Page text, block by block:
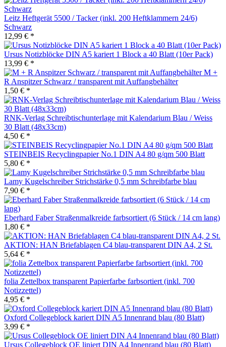
Leitz Heftgerät 5500 / Tacker (inkl. 200 Heftklammern 24/6)
Schwarz
12,99 € *
Ursus Notizblöcke DIN A5 kariert 1 Block a 40 Blatt (10er Pack)
13,99 € *
M +
R Anspitzer Schwarz / transparent mit Auffangbehälter
1,50 € *
RNK-Verlag Schreibtischunterlage mit Kalendarium Blau / Weiss
30 Blatt (48x33cm)
4,50 € *
STEINBEIS Recyclingpapier No.1 DIN A4 80 g/qm 500 Blatt
5,80 € *
Lamy Kugelschreiber Strichstärke 0,5 mm Schreibfarbe blau
7,90 € *
Eberhard Faber Straßenmalkreide farbsortiert (6 Stück / 14 cm lang)
1,80 € *
AKTION: HAN Briefablagen C4 blau-transparent DIN A4, 2 St.
5,64 € *
folia Zettelbox transparent Papierfarbe farbsortiert (inkl. 700
Notizzettel)
4,95 € *
Oxford Collegeblock kariert DIN A5 Innenrand blau (80 Blatt)
3,99 € *
Ursus Collegeblock OE liniert DIN A4 Innenrand blau (80 Blatt)